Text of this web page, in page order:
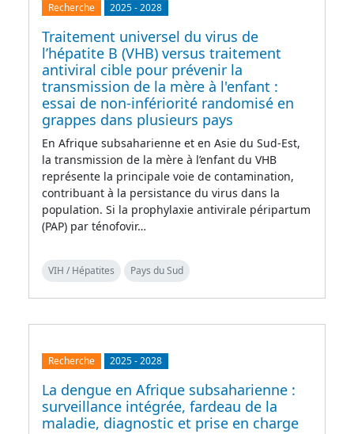
Recherche 2025-2028
Traitement universel du virus de
l’hépatite B (VHB) versus traitement
antiviral cible pour prévenir la
transmission de la mère à l'enfant :
essai de non-infériorité randomisé en
grappes dans plusieurs pays
En Afrique subsaharienne et en Asie du Sud-Est,
la transmission de la mère à l’enfant du VHB
représente la principale voie de contamination,
contribuant à la persistance du virus dans la
population. Si la prophylaxie antivirale péripartum
(PAP) par ténofovir…
VIH / Hépatites Pays du Sud
Recherche 2025-2028
La dengue en Afrique subsaharienne :
surveillance intégrée, fardeau de la
maladie, diagnostic et prise en charge